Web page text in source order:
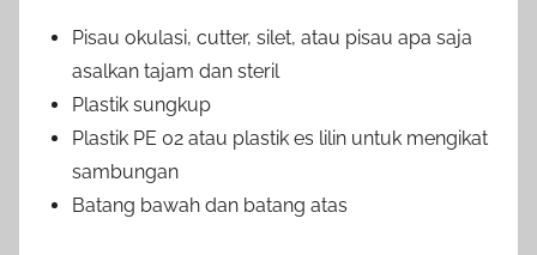
Pisau okulasi, cutter, silet, atau pisau apa saja
asalkan tajam dan steril
Plastik sungkup
Plastik PE 02 atau plastik es lilin untuk mengikat
sambungan
Batang bawah dan batang atas